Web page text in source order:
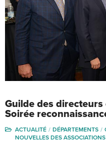
Guilde des
Soirée
ACTUALITÉ DÉPARTEMENTS
NOUVELLES DES ASSOCIATIONS